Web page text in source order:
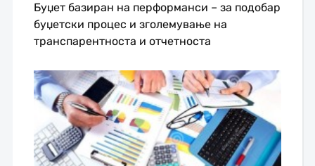
Буџет базиран на перформанси – за подобар
буџетски процес и зголемување на
транспарентноста и отчетноста